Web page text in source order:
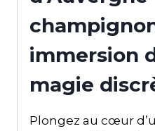
immersion
magie
Plongez au cœur